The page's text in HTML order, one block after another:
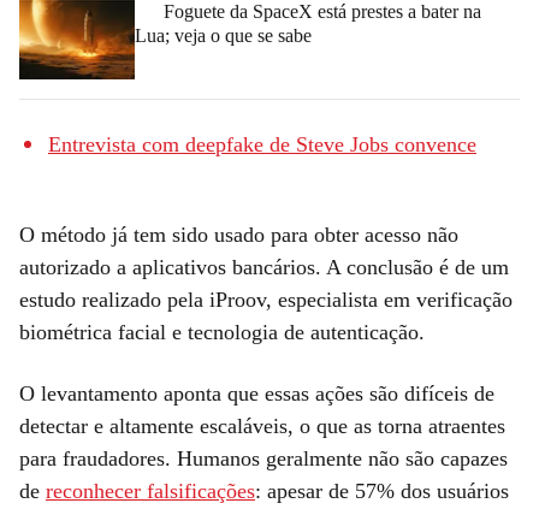
Foguete da SpaceX está prestes a bater na
Lua; veja o que se sabe
Entrevista com deepfake de Steve Jobs convence
O método já tem sido usado para obter acesso não
autorizado a aplicativos bancários. A conclusão é de um
estudo realizado pela iProov, especialista em verificação
biométrica facial e tecnologia de autenticação.
O levantamento aponta que essas ações são difíceis de
detectar e altamente escaláveis, o que as torna atraentes
para fraudadores. Humanos geralmente não são capazes
de reconhecer falsificações: apesar de 57% dos usuários